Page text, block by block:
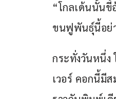
“โกลเด้นนั้นขี้
ขนฟูพันธุ์นี้อย่า
กระทั่งวันหนึ่ง
เวอร์ คอกนี้มี